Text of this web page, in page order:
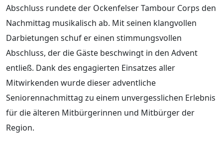
Abschluss rundete der Ockenfelser Tambour Corps den
Nachmittag musikalisch ab. Mit seinen klangvollen
Darbietungen schuf er einen stimmungsvollen
Abschluss, der die Gäste beschwingt in den Advent
entließ. Dank des engagierten Einsatzes aller
Mitwirkenden wurde dieser adventliche
Seniorennachmittag zu einem unvergesslichen Erlebnis
für die älteren Mitbürgerinnen und Mitbürger der
Region.